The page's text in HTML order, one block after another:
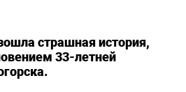
страшная история,
33-летней